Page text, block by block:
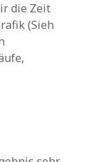
die Zeit
(Sieh